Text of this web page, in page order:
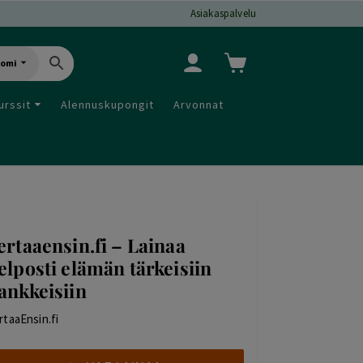
Asiakaspalvelu
Alennuskupongit Arvonnat
– Lainaa
elämän tärkeisiin